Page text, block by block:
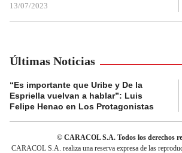
13/07/2023
Últimas Noticias
“Es importante que Uribe y De la
Espriella vuelvan a hablar”: Luis
Felipe Henao en Los Protagonistas
© CARACOL S.A. Todos los derechos
CARACOL S.A. realiza una reserva expresa de las